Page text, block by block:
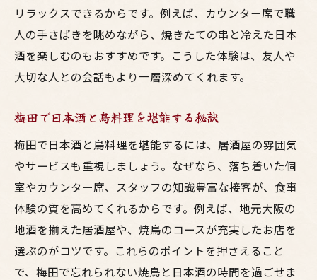
リラックスできるからです。例えば、カウンター席で職
人の手さばきを眺めながら、焼きたての串と冷えた日本
酒を楽しむのもおすすめです。こうした体験は、友人や
大切な人との会話もより一層深めてくれます。
梅田で日本酒と鳥料理を堪能する秘訣
梅田で日本酒と鳥料理を堪能するには、居酒屋の雰囲気
やサービスも重視しましょう。なぜなら、落ち着いた個
室やカウンター席、スタッフの知識豊富な接客が、食事
体験の質を高めてくれるからです。例えば、地元大阪の
地酒を揃えた居酒屋や、焼鳥のコースが充実したお店を
選ぶのがコツです。これらのポイントを押さえること
で、梅田で忘れられない焼鳥と日本酒の時間を過ごせま